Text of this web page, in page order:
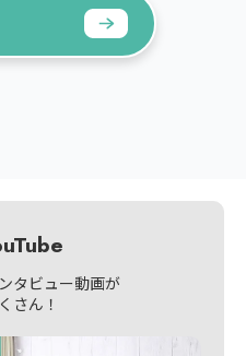
タビュー動画が
さん！